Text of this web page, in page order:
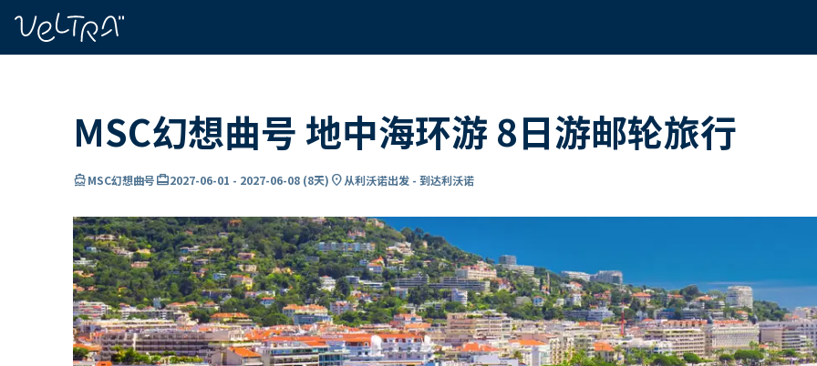
MSC幻想曲号 地中海环游 8日游邮轮旅行
directions_boatMSC幻想曲号card_travel2027-06-01 - 2027-06-08 (8天) location_on从利沃诺出发 - 到达利沃诺